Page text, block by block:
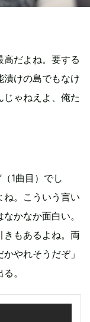
高だよね。要する
漬けの島でもなけ
じゃねえよ、俺た
1曲目）でし
。こういう言い
かなか面白い。
きもあるよね。両
やれそうだぞ」
。